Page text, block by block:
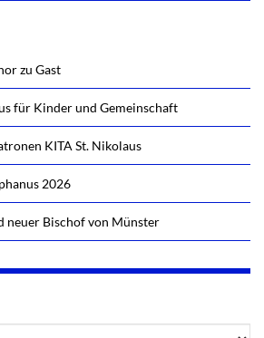
zu Gast
für Kinder und Gemeinschaft
KITA St. Nikolaus
2026
neuer Bischof von Münster